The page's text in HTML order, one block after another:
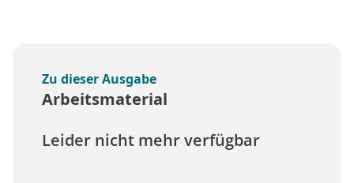
Zu dieser Ausgabe
Arbeitsmaterial
Leider nicht mehr verfügbar